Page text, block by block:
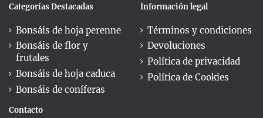
Categorías Destacadas
Bonsáis de hoja perenne
Bonsáis de flor y
frutales
Bonsáis de hoja caduca
Bonsáis de coníferas
Información legal
Términos y condiciones
Devoluciones
Política de privacidad
Política de Cookies
Contacto